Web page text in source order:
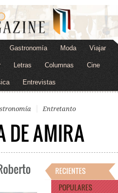
Gastronomía Moda Viajar
Letras Columnas Cine
Entrevistas
Entretanto
DE AMIRA
RECIENTES
POPULARES